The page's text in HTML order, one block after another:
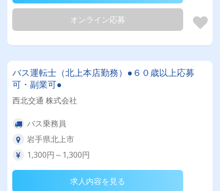
オンライン応募
バス運転士（北上本店勤務）●６０歳以上応募
可・副業可●
西北交通 株式会社
バス乗務員
岩手県北上市
1,300円～1,300円
求人内容を見る